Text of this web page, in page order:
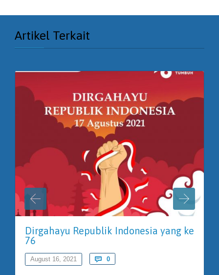
Artikel Terkait
Dirgahayu Republik Indonesia yang ke
76
August 16, 2021  0Comments